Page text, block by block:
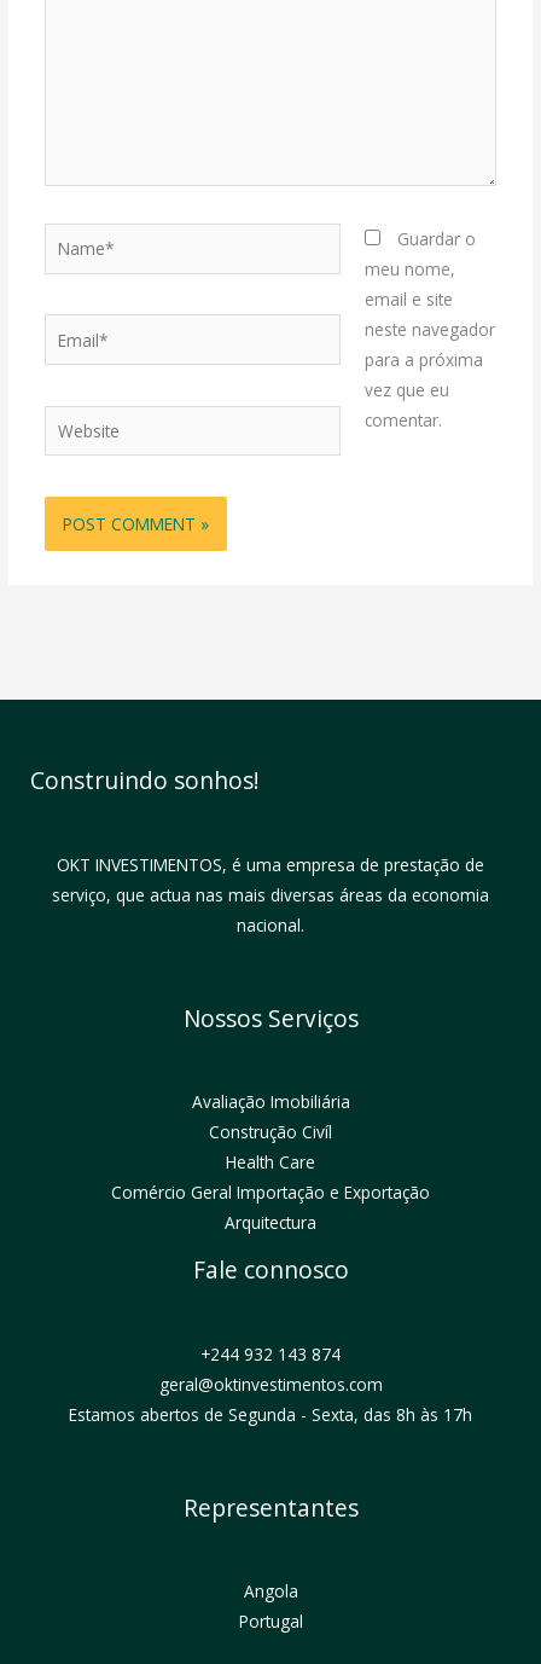
Name*
Website
Guardar o
meu nome,
email e site
neste navegador
para a próxima
vez que eu
comentar.
Construindo sonhos!
OKT INVESTIMENTOS, é uma empresa de prestação de
serviço, que actua nas mais diversas áreas da economia
nacional.
Nossos Serviços
Avaliação Imobiliária
Construção Civíl
Health Care
Comércio Geral Importação e Exportação
Arquitectura
Fale connosco
+244 932 143 874
geral@oktinvestimentos.com
Estamos abertos de Segunda - Sexta, das 8h às 17h
Representantes
Angola
Portugal